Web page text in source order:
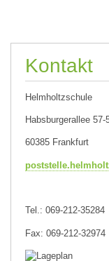
Kontakt
Helmholtzschule
Habsburgerallee 57-
60385 Frankfurt
Tel.: 069-212-35284
Fax: 069-212-32974